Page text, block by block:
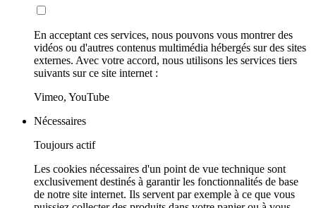
En acceptant ces services, nous pouvons vous montrer des
vidéos ou d'autres contenus multimédia hébergés sur des sites
externes. Avec votre accord, nous utilisons les services tiers
suivants sur ce site internet :
Vimeo, YouTube
Nécessaires
Toujours actif
Les cookies nécessaires d'un point de vue technique sont
exclusivement destinés à garantir les fonctionnalités de base
de notre site internet. Ils servent par exemple à ce que vous